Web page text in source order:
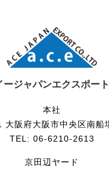
ージャパンエクスポー
本社
大阪府大阪市中央区南船
TEL: 06-6210-2613
京田辺ヤード